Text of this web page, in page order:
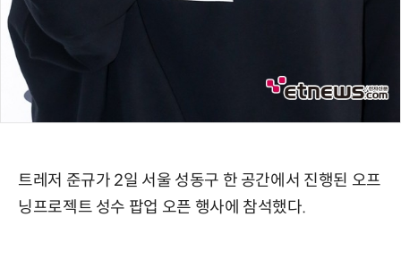
트레저 준규가 2일 서울 성동구 한 공간에서 진행된 오프
닝프로젝트 성수 팝업 오픈 행사에 참석했다.